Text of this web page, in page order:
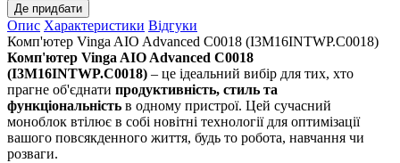
Де придбати
Опис Характеристики Відгуки
Комп'ютер Vinga AIO Advanced C0018 (I3M16INTWP.C0018)
Комп'ютер Vinga AIO Advanced C0018
(I3M16INTWP.C0018) – це ідеальний вибір для тих, хто
прагне об'єднати продуктивність, стиль та
функціональність в одному пристрої. Цей сучасний
моноблок втілює в собі новітні технології для оптимізації
вашого повсякденного життя, будь то робота, навчання чи
розваги.